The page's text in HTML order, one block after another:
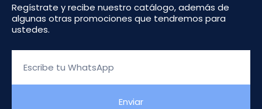
Regístrate y recibe nuestro catálogo, además de
algunas otras promociones que tendremos para
ustedes.
Enviar